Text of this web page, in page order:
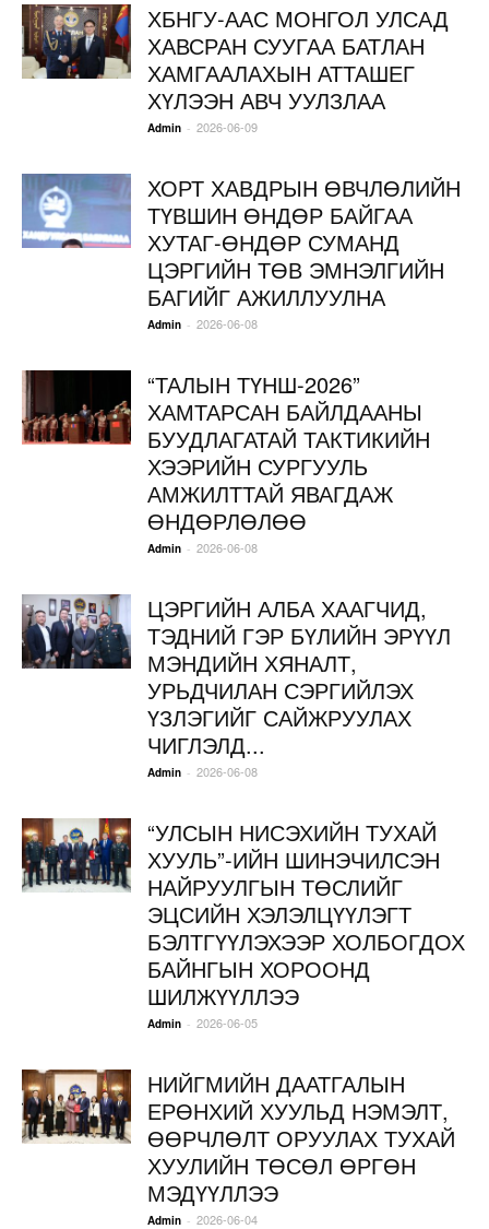
ХБНГУ-ААС МОНГОЛ УЛСАД
ХАВСРАН СУУГАА БАТЛАН
ХАМГААЛАХЫН АТТАШЕГ
ХҮЛЭЭН АВЧ УУЛЗЛАА
Admin - 2026-06-09
ХОРТ ХАВДРЫН ӨВЧЛӨЛИЙН
ТҮВШИН ӨНДӨР БАЙГАА
ХУТАГ-ӨНДӨР СУМАНД
ЦЭРГИЙН ТӨВ ЭМНЭЛГИЙН
БАГИЙГ АЖИЛЛУУЛНА
Admin - 2026-06-08
“ТАЛЫН ТҮНШ-2026”
ХАМТАРСАН БАЙЛДААНЫ
БУУДЛАГАТАЙ ТАКТИКИЙН
ХЭЭРИЙН СУРГУУЛЬ
АМЖИЛТТАЙ ЯВАГДАЖ
ӨНДӨРЛӨЛӨӨ
Admin - 2026-06-08
ЦЭРГИЙН АЛБА ХААГЧИД,
ТЭДНИЙ ГЭР БҮЛИЙН ЭРҮҮЛ
МЭНДИЙН ХЯНАЛТ,
УРЬДЧИЛАН СЭРГИЙЛЭХ
ҮЗЛЭГИЙГ САЙЖРУУЛАХ
ЧИГЛЭЛД...
Admin - 2026-06-08
“УЛСЫН НИСЭХИЙН ТУХАЙ
ХУУЛЬ”-ИЙН ШИНЭЧИЛСЭН
НАЙРУУЛГЫН ТӨСЛИЙГ
ЭЦСИЙН ХЭЛЭЛЦҮҮЛЭГТ
БЭЛТГҮҮЛЭХЭЭР ХОЛБОГДОХ
БАЙНГЫН ХОРООНД
ШИЛЖҮҮЛЛЭЭ
Admin - 2026-06-05
НИЙГМИЙН ДААТГАЛЫН
ЕРӨНХИЙ ХУУЛЬД НЭМЭЛТ,
ӨӨРЧЛӨЛТ ОРУУЛАХ ТУХАЙ
ХУУЛИЙН ТӨСӨЛ ӨРГӨН
МЭДҮҮЛЛЭЭ
Admin - 2026-06-04